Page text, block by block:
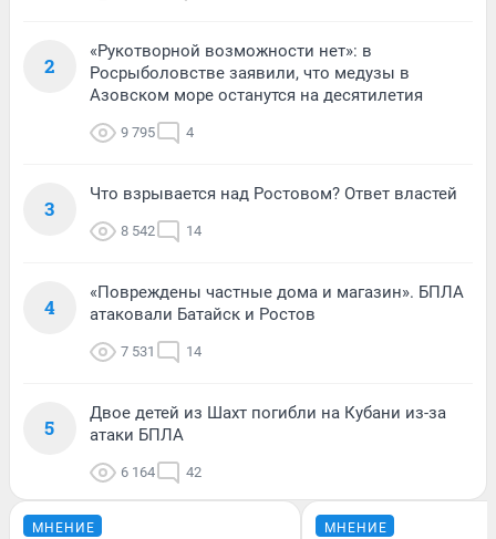
2
«Рукотворной возможности нет»: в
Росрыболовстве заявили, что медузы в
Азовском море останутся на десятилетия
9 795 4
3
Что взрывается над Ростовом? Ответ властей
8 542 14
4
«Повреждены частные дома и магазин». БПЛА
атаковали Батайск и Ростов
7 531 14
5
Двое детей из Шахт погибли на Кубани из-за
атаки БПЛА
6 164 42
МНЕНИЕ МНЕНИЕ